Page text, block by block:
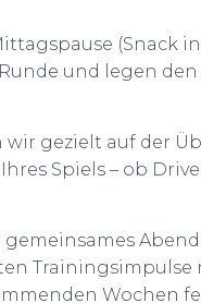
(Snack
und legen
gezielt auf der
Spiels – ob
Wochen